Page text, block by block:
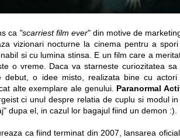
ca "scarriest film ever" din motive de
vizionari nocturne la cinema pentru a
si cu lumina stinsa. E un film care a
o vreme. Daca va starneste curiozitatea sa
o idee misto, realizata bine cu
alte exemplare ale genului. Paranormal
ci unul despre relatia de cuplu si modul
dupa el, in cazul lor bagajul fiind un demon :).
ca fiind terminat din 2007, lansarea